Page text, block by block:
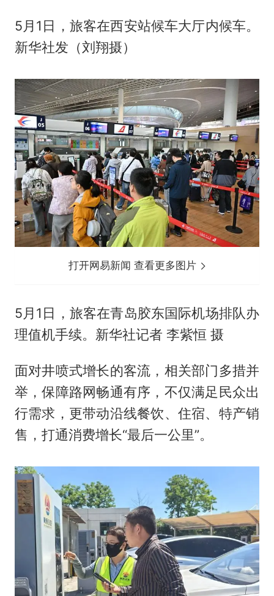
5月1日，旅客在西安站候车大厅内候车。
新华社发（刘翔摄）
打开网易新闻 查看更多图片
5月1日，旅客在青岛胶东国际机场排队办
理值机手续。新华社记者 李紫恒 摄
面对井喷式增长的客流，相关部门多措并
举，保障路网畅通有序，不仅满足民众出
行需求，更带动沿线餐饮、住宿、特产销
售，打通消费增长“最后一公里”。